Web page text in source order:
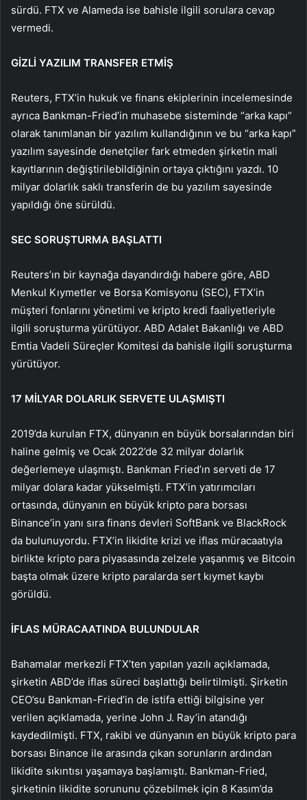
sürdü. FTX ve Alameda ise bahisle ilgili sorulara cevap
vermedi.
GİZLİ YAZILIM TRANSFER ETMİŞ
Reuters, FTX’in hukuk ve finans ekiplerinin incelemesinde
ayrıca Bankman-Fried’in muhasebe sisteminde “arka kapı”
olarak tanımlanan bir yazılım kullandığının ve bu “arka kapı”
yazılım sayesinde denetçiler fark etmeden şirketin mali
kayıtlarının değiştirilebildiğinin ortaya çıktığını yazdı. 10
milyar dolarlık saklı transferin de bu yazılım sayesinde
yapıldığı öne sürüldü.
SEC SORUŞTURMA BAŞLATTI
Reuters’ın bir kaynağa dayandırdığı habere göre, ABD
Menkul Kıymetler ve Borsa Komisyonu (SEC), FTX’in
müşteri fonlarını yönetimi ve kripto kredi faaliyetleriyle
ilgili soruşturma yürütüyor. ABD Adalet Bakanlığı ve ABD
Emtia Vadeli Süreçler Komitesi da bahisle ilgili soruşturma
yürütüyor.
17 MİLYAR DOLARLIK SERVETE ULAŞMIŞTI
2019’da kurulan FTX, dünyanın en büyük borsalarından biri
haline gelmiş ve Ocak 2022’de 32 milyar dolarlık
değerlemeye ulaşmıştı. Bankman Fried’ın serveti de 17
milyar dolara kadar yükselmişti. FTX’in yatırımcıları
ortasında, dünyanın en büyük kripto para borsası
Binance’in yanı sıra finans devleri SoftBank ve BlackRock
da bulunuyordu. FTX’in likidite krizi ve iflas müracaatıyla
birlikte kripto para piyasasında zelzele yaşanmış ve Bitcoin
başta olmak üzere kripto paralarda sert kıymet kaybı
görüldü.
İFLAS MÜRACAATINDA BULUNDULAR
Bahamalar merkezli FTX’ten yapılan yazılı açıklamada,
şirketin ABD’de iflas süreci başlattığı belirtilmişti. Şirketin
CEO’su Bankman-Fried’in de istifa ettiği bilgisine yer
verilen açıklamada, yerine John J. Ray’in atandığı
kaydedilmişti. FTX, rakibi ve dünyanın en büyük kripto para
borsası Binance ile arasında çıkan sorunların ardından
likidite sıkıntısı yaşamaya başlamıştı. Bankman-Fried,
şirketinin likidite sorununu çözebilmek için 8 Kasım’da